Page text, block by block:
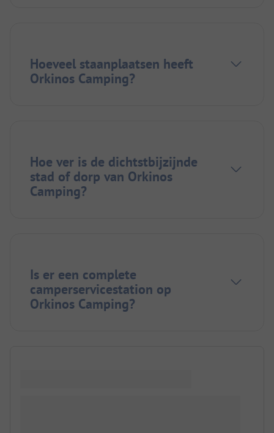
Hoeveel staanplaatsen heeft
Orkinos Camping?
Hoe ver is de dichtstbijzijnde
stad of dorp van Orkinos
Camping?
Is er een complete
camperservicestation op
Orkinos Camping?